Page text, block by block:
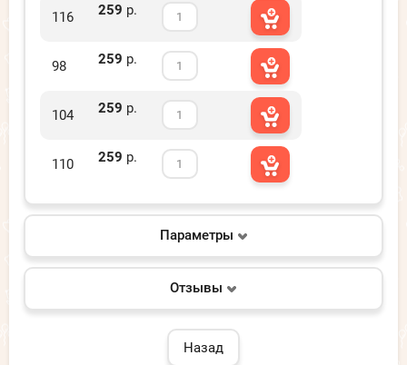
116 259 р.
98 259 р.
104 259 р.
110 259 р.
Параметры
Отзывы
Назад